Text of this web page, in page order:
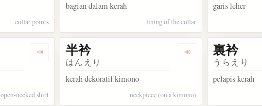
collar points
bagian dalam kerah
lining of the collar
garis leher
Dengarkan kosakata 開襟
open-necked shirt
Dengarkan kosakata 半衿
半衿
はんえり
kerah dekoratif kimono
neckpiece (on a kimono)
裏衿
うらえり
pelapis kerah